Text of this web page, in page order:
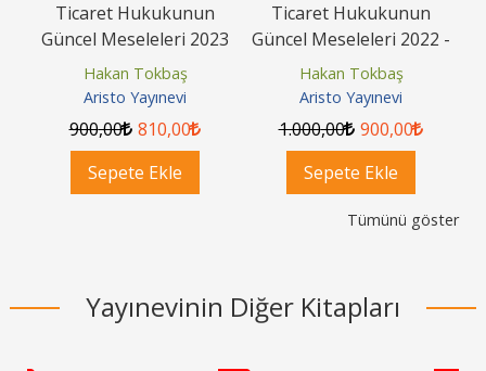
Ticaret Hukukunun
Güncel Meseleleri 2023
Hakan Tokbaş
Aristo Yayınevi
900,00 810,00
Sepete Ekle
Ticaret Hukukunun
Güncel Meseleleri 2022 -
II. Ticaret Hukuku
Kongresi
Hakan Tokbaş
Aristo Yayınevi
1.000,00 900,00
Sepete Ekle
Tümünü göster
Yayınevinin Diğer Kitapları